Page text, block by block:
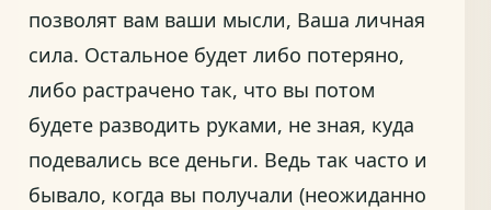
позволят вам ваши мысли, Ваша личная
сила. Остальное будет либо потеряно,
либо растрачено так, что вы потом
будете разводить руками, не зная, куда
подевались все деньги. Ведь так часто и
бывало, когда вы получали (неожиданно